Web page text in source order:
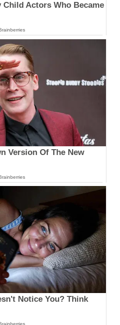
Child Actors Who Became
Version Of The New
Notice You? Think